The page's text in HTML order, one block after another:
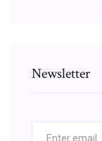
Newsletter